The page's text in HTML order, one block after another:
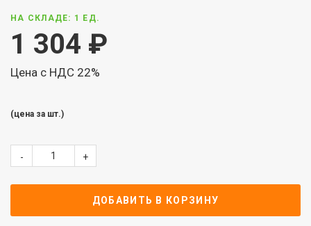
НА СКЛАДЕ: 1 ЕД.
1 304 ₽
Цена с НДС 22%
(цена за шт.)
- +
ДОБАВИТЬ В КОРЗИНУ